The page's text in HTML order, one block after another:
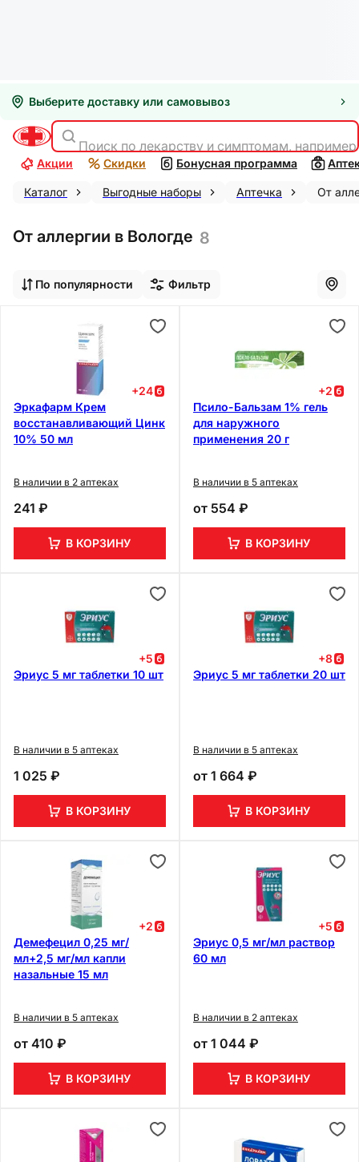
Выберите доставку или самовывоз
Поиск по лекарству и симптомам,
Акции Скидки Бонусная программа
Каталог Выгодные наборы Аптечка От
От аллергии в Вологде 8
По популярности Фильтр
+24
Эркафарм Крем
восстанавливающий Цинк
10% 50 мл
В наличии в 2 аптеках
241 ₽
В КОРЗИНУ
+2
Псило-Бальзам 1% гель
для наружного
применения 20 г
В наличии в 5 аптеках
от 554 ₽
В КОРЗИНУ
+5
Эриус 5 мг таблетки 10 шт
В наличии в 5 аптеках
1 025 ₽
В КОРЗИНУ
+8
Эриус 5 мг таблетки 20 шт
В наличии в 5 аптеках
от 1 664 ₽
В КОРЗИНУ
+2
Демефецил 0,25 мг/
мл+2,5 мг/мл капли
назальные 15 мл
В наличии в 5 аптеках
от 410 ₽
В КОРЗИНУ
+5
Эриус 0,5 мг/мл раствор
60 мл
В наличии в 2 аптеках
от 1 044 ₽
В КОРЗИНУ